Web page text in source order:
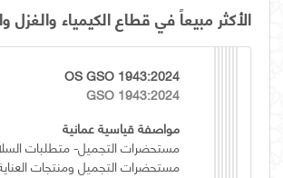
الأكثر مبيعاً في قطاع الكيمياء والغزل
OS GSO 1943:2024
GSO 1943:2024
مواصفة قياسية عمانية
مستحضرات التجميل- متطلبات
مستحضرات التجميل ومنتجات